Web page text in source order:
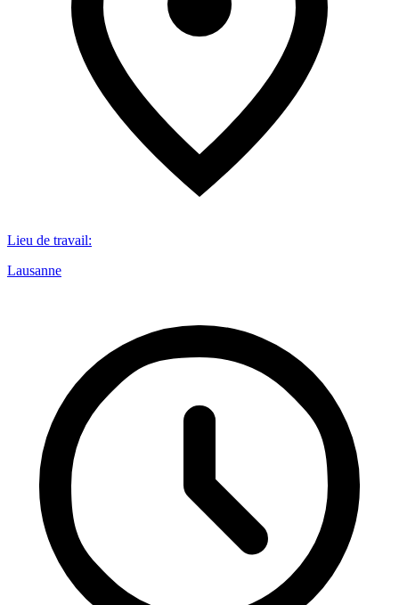
Lieu de travail:
Lausanne